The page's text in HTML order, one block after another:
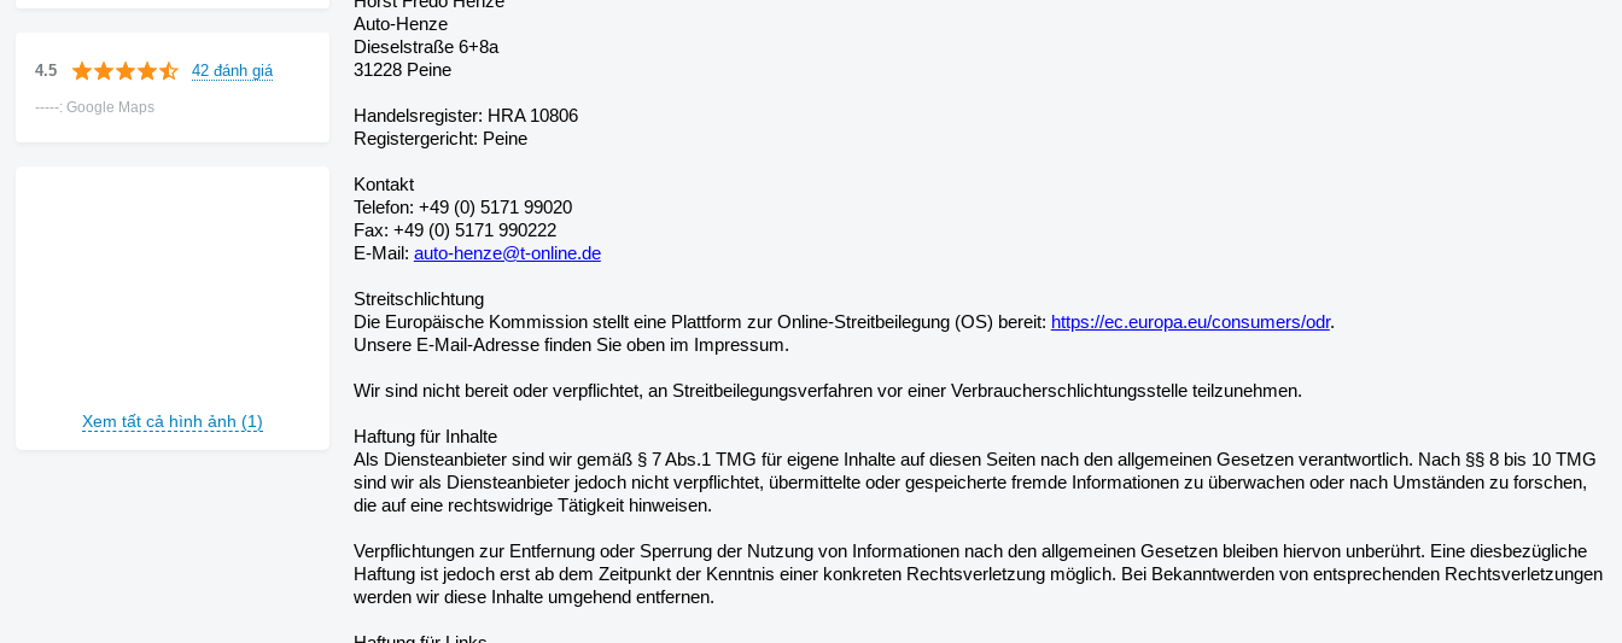
4.5 42 đánh giá
-----: Google Maps
Xem tất cả hình ảnh (1)
Auto-Henze
Dieselstraße 6+8a
31228 Peine
Handelsregister: HRA 10806
Registergericht: Peine
Kontakt
Telefon: +49 (0) 5171 99020
Fax: +49 (0) 5171 990222
E-Mail: auto-henze@t-online.de
Streitschlichtung
Die Europäische Kommission stellt eine Plattform zur Online-Streitbeilegung (OS) bereit: https://ec.europa.eu/consumers/odr.
Unsere E-Mail-Adresse finden Sie oben im Impressum.
Wir sind nicht bereit oder verpflichtet, an Streitbeilegungsverfahren vor einer Verbraucherschlichtungsstelle teilzunehmen.
Haftung für Inhalte
Als Diensteanbieter sind wir gemäß § 7 Abs.1 TMG für eigene Inhalte auf diesen Seiten nach den allgemeinen Gesetzen verantwortlich. Nach §§ 8 bis 10 TMG
sind wir als Diensteanbieter jedoch nicht verpflichtet, übermittelte oder gespeicherte fremde Informationen zu überwachen oder nach Umständen zu forschen,
die auf eine rechtswidrige Tätigkeit hinweisen.
Verpflichtungen zur Entfernung oder Sperrung der Nutzung von Informationen nach den allgemeinen Gesetzen bleiben hiervon unberührt. Eine diesbezügliche
Haftung ist jedoch erst ab dem Zeitpunkt der Kenntnis einer konkreten Rechtsverletzung möglich. Bei Bekanntwerden von entsprechenden Rechtsverletzungen
werden wir diese Inhalte umgehend entfernen.